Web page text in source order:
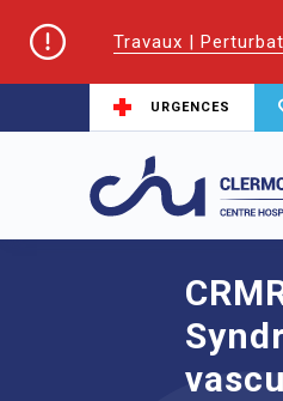
Travaux |
URGENCES
Accueil